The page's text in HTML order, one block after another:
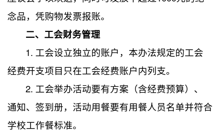
念品，凭购物发票报账。
二、工会财务管理
1. 工会设立独立的账户，本办法规定的工会
经费开支项目只在工会经费账户内列支。
2. 工会举办活动要有方案（含经费预算）、
通知、签到册，活动用餐要有用餐人员名单并符合
学校工作餐标准。